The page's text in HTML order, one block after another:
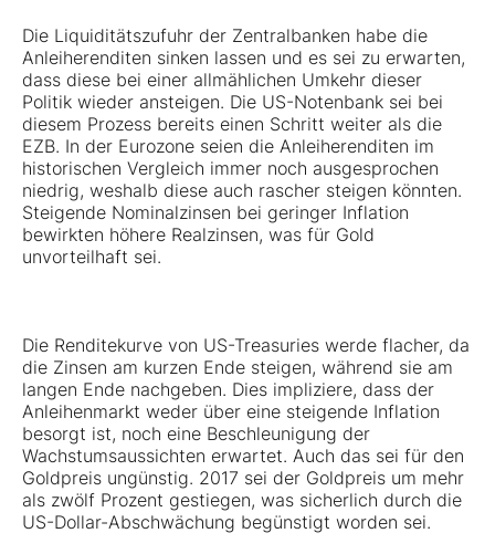
Die Liquiditätszufuhr der Zentralbanken habe die
Anleiherenditen sinken lassen und es sei zu erwarten,
dass diese bei einer allmählichen Umkehr dieser
Politik wieder ansteigen. Die US-Notenbank sei bei
diesem Prozess bereits einen Schritt weiter als die
EZB. In der Eurozone seien die Anleiherenditen im
historischen Vergleich immer noch ausgesprochen
niedrig, weshalb diese auch rascher steigen könnten.
Steigende Nominalzinsen bei geringer Inflation
bewirkten höhere Realzinsen, was für Gold
unvorteilhaft sei.
Die Renditekurve von US-Treasuries werde flacher, da
die Zinsen am kurzen Ende steigen, während sie am
langen Ende nachgeben. Dies impliziere, dass der
Anleihenmarkt weder über eine steigende Inflation
besorgt ist, noch eine Beschleunigung der
Wachstumsaussichten erwartet. Auch das sei für den
Goldpreis ungünstig. 2017 sei der Goldpreis um mehr
als zwölf Prozent gestiegen, was sicherlich durch die
US-Dollar-Abschwächung begünstigt worden sei.